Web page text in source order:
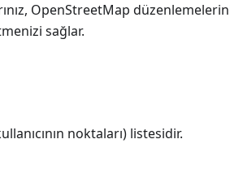
OpenStreetMap
sağlar.
noktaları) listesidir.